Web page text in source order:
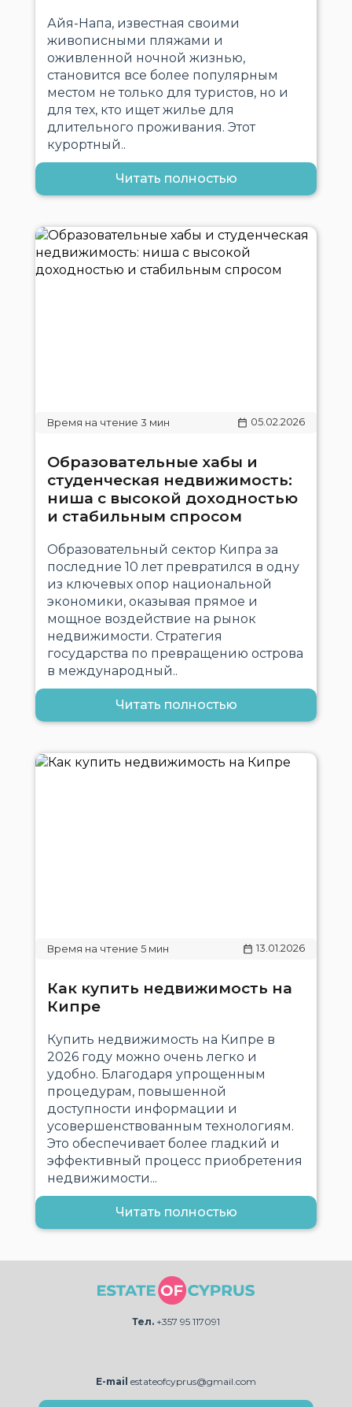
Айя-Напа, известная своими
живописными пляжами и
оживленной ночной жизнью,
становится все более популярным
местом не только для туристов, но и
для тех, кто ищет жилье для
длительного проживания. Этот
курортный..
Читать полностью
05.02.2026
Образовательные хабы и
студенческая недвижимость:
ниша с высокой доходностью
и стабильным спросом
Образовательный сектор Кипра за
последние 10 лет превратился в одну
из ключевых опор национальной
экономики, оказывая прямое и
мощное воздействие на рынок
недвижимости. Стратегия
государства по превращению острова
в международный..
Читать полностью
13.01.2026
Как купить недвижимость на
Кипре
Купить недвижимость на Кипре в
2026 году можно очень легко и
удобно. Благодаря упрощенным
процедурам, повышенной
доступности информации и
усовершенствованным технологиям.
Это обеспечивает более гладкий и
эффективный процесс приобретения
недвижимости...
Читать полностью
Тел. +357 95 117091
E-mail estateofcyprus@gmail.com